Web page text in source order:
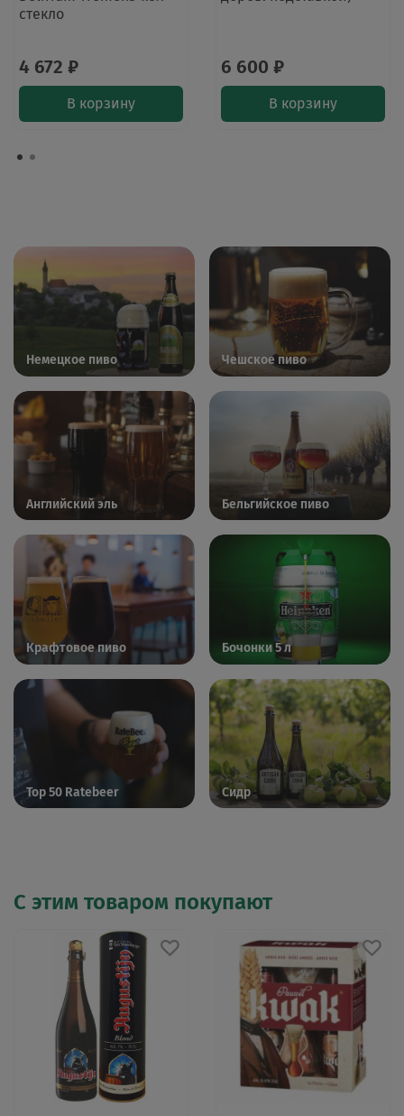
стекло
4 672 ₽
В корзину
6 600 ₽
В корзину
Немецкое пиво Чешское пиво
Английский эль Бельгийское пиво
Крафтовое пиво Бочонки 5 л
Top 50 Ratebeer Сидр
С этим товаром покупают